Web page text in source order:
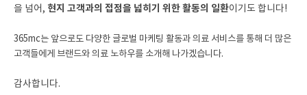
을 넘어, 현지 고객과의 접점을 넓히기 위한 활동의 일환이기도 합니다!
365mc는 앞으로도 다양한 글로벌 마케팅 활동과 의료 서비스를 통해 더 많은
고객들에게 브랜드와 의료 노하우를 소개해 나가겠습니다.
감사합니다.